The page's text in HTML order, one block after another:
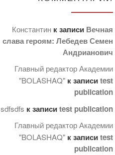
Константин к записи Вечная
слава героям: Лебедев Семен
Андрианович
Главный редактор Академии
"BOLASHAQ" к записиtest
publication
sdfsdfs к записиtest publication
Главный редактор Академии
"BOLASHAQ" к записиtest
publication